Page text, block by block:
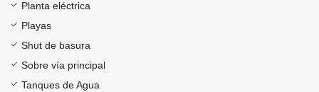
Planta eléctrica
Playas
Shut de basura
Sobre vía principal
Tanques de Agua